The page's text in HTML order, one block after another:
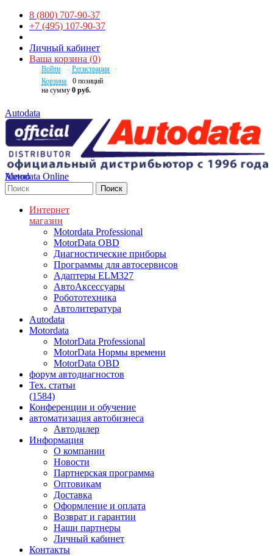
8 (800) 707-90-37
+7 (495) 107-90-37
Личный кабинет
Ваша корзина (0)
Войти
Регистрация
Корзина
0 позиций
на сумму 0 руб.
Autodata
Autodata Online
Меню
Поиск
Интернет
магазин
Motordata Professional
MotorData OBD
Диагностические приборы
Программы для автосервисов
Адаптеры ELM327
АвтоАксессуары
Робототехника
Автолитература
Autodata
Motordata
MotorData Professional
MotorData Нормы времени
MotorData OBD
форум автодиагностов
Тех. статьи
(1584)
Конференции и обучение
автоматизация автобизнеса
Автодилер
Информация
О компании
Новости
Партнерская программа
Оптовикам
Доставка
Оформление и оплата
Возврат и гарантии
Наши партнеры
Личный кабинет
Контакты